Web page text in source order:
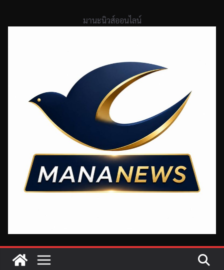
มานะนิวส์ออนไลน์